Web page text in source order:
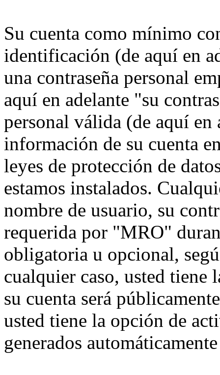
Su cuenta como mínimo
identificación (de aquí en
una contraseña personal
aquí en adelante "su
personal válida (de aquí
información de su cuenta
leyes de protección de
estamos instalados.
nombre de usuario, su
requerida por "MRO"
obligatoria u opcional,
cualquier caso, usted tiene
su cuenta será
usted tiene la opción de
generados